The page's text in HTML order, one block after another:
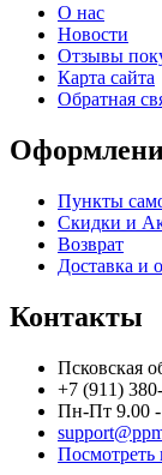
О нас
Новости
Отзывы
Карта сайта
Обратная
Пункты
Скидки и
Возврат
Доставка и
Контакты
Псковская
+7 (911)
Пн-Пт 9.00 -
Посмотреть